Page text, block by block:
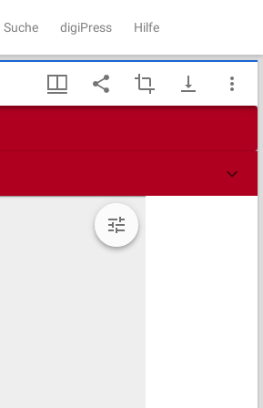
Suche digiPress Hilfe